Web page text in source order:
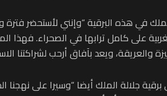
في هذه البرقية “وإنني لأستحضر فترة
على كامل ترابها في الصحراء.
والعريقة، ويعد بآفاق أرحب لشراكتنا
جلالة الملك أيضا “وسيرا على نهجنا